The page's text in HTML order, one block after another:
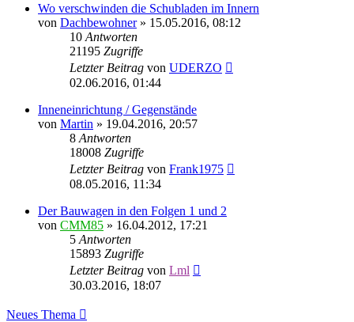
Wo verschwinden die Schubladen im Innern
von Dachbewohner» 15.05.2016, 08:12
10 Antworten
21195 Zugriffe
Letzter Beitrag von UDERZO
02.06.2016, 01:44
Inneneinrichtung / Gegenstände
von Martin » 19.04.2016, 20:57
8 Antworten
18008 Zugriffe
Letzter Beitrag von Frank1975
08.05.2016, 11:34
Der Bauwagen in den Folgen 1 und 2
von CMM85 » 16.04.2012, 17:21
5 Antworten
15893 Zugriffe
Letzter Beitrag von Lml
30.03.2016, 18:07
Neues Thema